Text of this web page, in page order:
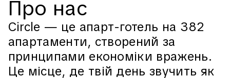
Про нас
Circle — це апарт-готель на 382
апартаменти, створений за
принципами економіки вражень.
Це місце, де твій день звучить як